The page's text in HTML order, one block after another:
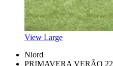
View Large
Niord
PRIMAVERA VERÃO 22